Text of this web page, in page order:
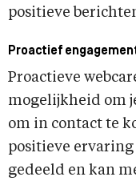
positieve
Proactief
Proactieve
mogelijkheid om
om in contact te
positieve
gedeeld en kan